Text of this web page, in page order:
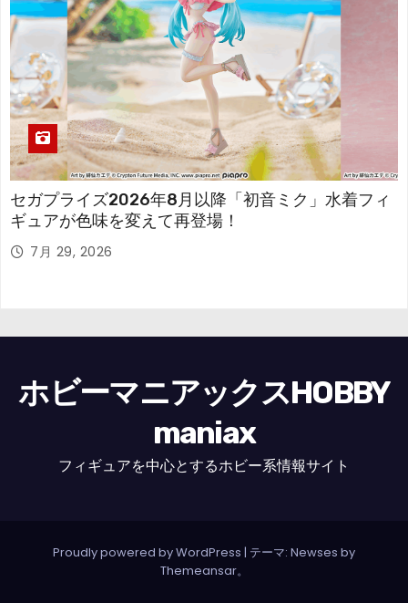
セガプライズ2026年8月以降「初音ミク」水着フィ
ギュアが色味を変えて再登場！
7月 29, 2026
ホビーマニアックスHOBBY
maniax
フィギュアを中心とするホビー系情報サイト
Proudly powered by WordPress | テーマ: Newses by
Themeansar。